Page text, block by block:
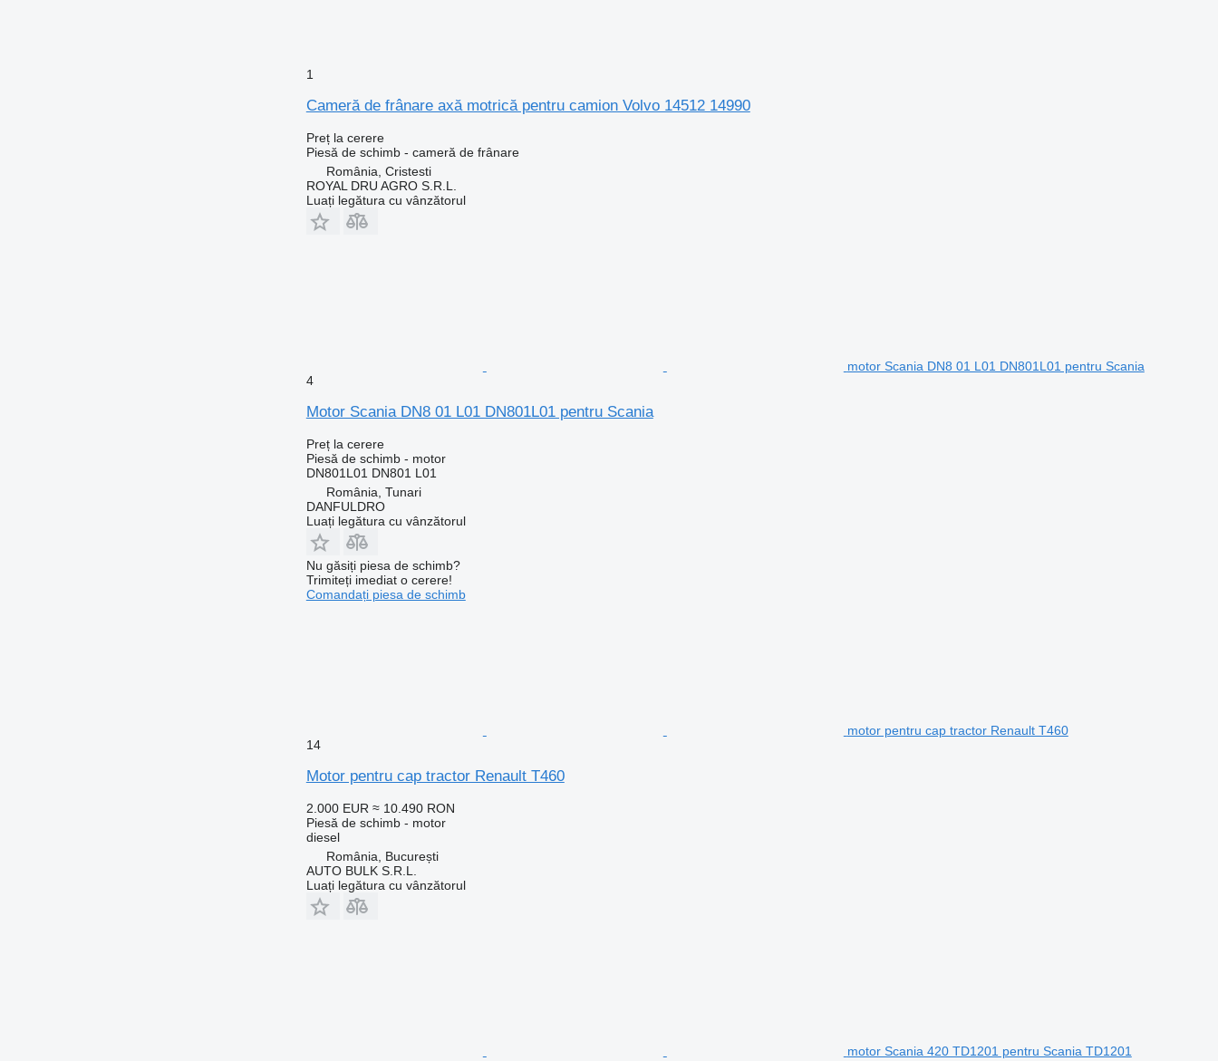
1
Cameră de frânare axă motrică pentru camion Volvo 14512 14990
Preț la cerere
Piesă de schimb - cameră de frânare
România, Cristesti
ROYAL DRU AGRO S.R.L.
Luați legătura cu vânzătorul
motor Scania DN8 01 L01 DN801L01 pentru Scania
4
Motor Scania DN8 01 L01 DN801L01 pentru Scania
Preț la cerere
Piesă de schimb - motor
DN801L01 DN801 L01
România, Tunari
DANFULDRO
Luați legătura cu vânzătorul
Nu găsiți piesa de schimb?
Trimiteți imediat o cerere!
Comandați piesa de schimb
motor pentru cap tractor Renault T460
14
Motor pentru cap tractor Renault T460
2.000 EUR ≈ 10.490 RON
Piesă de schimb - motor
diesel
România, București
AUTO BULK S.R.L.
Luați legătura cu vânzătorul
motor Scania 420 TD1201 pentru Scania TD1201